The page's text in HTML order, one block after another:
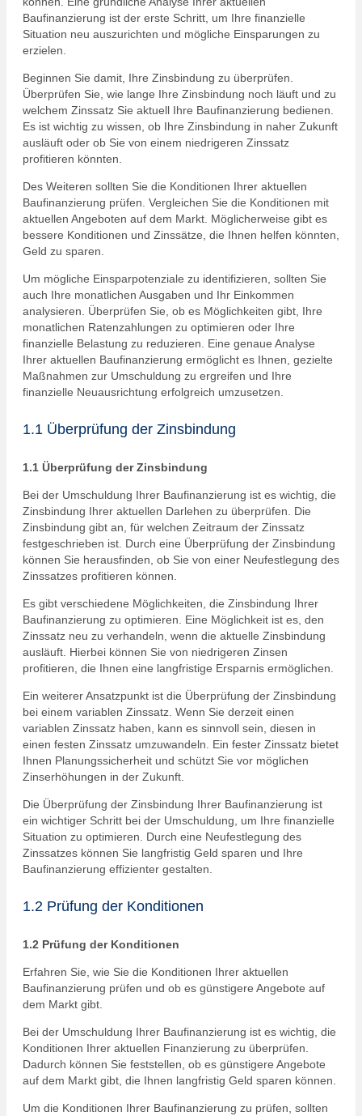
Baufinanzierung ist der erste Schritt, um Ihre finanzielle
Situation neu auszurichten und mögliche Einsparungen zu
erzielen.
Beginnen Sie damit, Ihre Zinsbindung zu überprüfen.
Überprüfen Sie, wie lange Ihre Zinsbindung noch läuft und zu
welchem Zinssatz Sie aktuell Ihre Baufinanzierung bedienen.
Es ist wichtig zu wissen, ob Ihre Zinsbindung in naher Zukunft
ausläuft oder ob Sie von einem niedrigeren Zinssatz
profitieren könnten.
Des Weiteren sollten Sie die Konditionen Ihrer aktuellen
Baufinanzierung prüfen. Vergleichen Sie die Konditionen mit
aktuellen Angeboten auf dem Markt. Möglicherweise gibt es
bessere Konditionen und Zinssätze, die Ihnen helfen könnten,
Geld zu sparen.
Um mögliche Einsparpotenziale zu identifizieren, sollten Sie
auch Ihre monatlichen Ausgaben und Ihr Einkommen
analysieren. Überprüfen Sie, ob es Möglichkeiten gibt, Ihre
monatlichen Ratenzahlungen zu optimieren oder Ihre
finanzielle Belastung zu reduzieren. Eine genaue Analyse
Ihrer aktuellen Baufinanzierung ermöglicht es Ihnen, gezielte
Maßnahmen zur Umschuldung zu ergreifen und Ihre
finanzielle Neuausrichtung erfolgreich umzusetzen.
1.1 Überprüfung der Zinsbindung
1.1 Überprüfung der Zinsbindung
Bei der Umschuldung Ihrer Baufinanzierung ist es wichtig, die
Zinsbindung Ihrer aktuellen Darlehen zu überprüfen. Die
Zinsbindung gibt an, für welchen Zeitraum der Zinssatz
festgeschrieben ist. Durch eine Überprüfung der Zinsbindung
können Sie herausfinden, ob Sie von einer Neufestlegung des
Zinssatzes profitieren können.
Es gibt verschiedene Möglichkeiten, die Zinsbindung Ihrer
Baufinanzierung zu optimieren. Eine Möglichkeit ist es, den
Zinssatz neu zu verhandeln, wenn die aktuelle Zinsbindung
ausläuft. Hierbei können Sie von niedrigeren Zinsen
profitieren, die Ihnen eine langfristige Ersparnis ermöglichen.
Ein weiterer Ansatzpunkt ist die Überprüfung der Zinsbindung
bei einem variablen Zinssatz. Wenn Sie derzeit einen
variablen Zinssatz haben, kann es sinnvoll sein, diesen in
einen festen Zinssatz umzuwandeln. Ein fester Zinssatz bietet
Ihnen Planungssicherheit und schützt Sie vor möglichen
Zinserhöhungen in der Zukunft.
Die Überprüfung der Zinsbindung Ihrer Baufinanzierung ist
ein wichtiger Schritt bei der Umschuldung, um Ihre finanzielle
Situation zu optimieren. Durch eine Neufestlegung des
Zinssatzes können Sie langfristig Geld sparen und Ihre
Baufinanzierung effizienter gestalten.
1.2 Prüfung der Konditionen
1.2 Prüfung der Konditionen
Erfahren Sie, wie Sie die Konditionen Ihrer aktuellen
Baufinanzierung prüfen und ob es günstigere Angebote auf
dem Markt gibt.
Bei der Umschuldung Ihrer Baufinanzierung ist es wichtig, die
Konditionen Ihrer aktuellen Finanzierung zu überprüfen.
Dadurch können Sie feststellen, ob es günstigere Angebote
auf dem Markt gibt, die Ihnen langfristig Geld sparen können.
Um die Konditionen Ihrer Baufinanzierung zu prüfen, sollten